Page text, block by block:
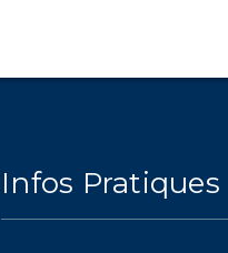
Infos Pratiques